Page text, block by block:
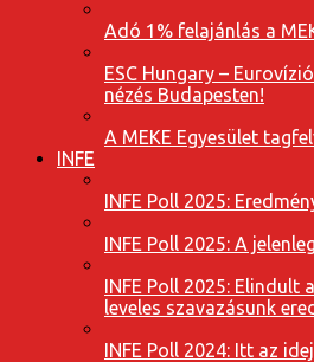
Adó 1% felajánlás a
ESC Hungary –
nézés Budapesten!
A MEKE Egyesület
INFE
INFE Poll 2025:
INFE Poll 2025: A
INFE Poll 2025: Elindult
leveles szavazásunk
INFE Poll 2024: Itt az